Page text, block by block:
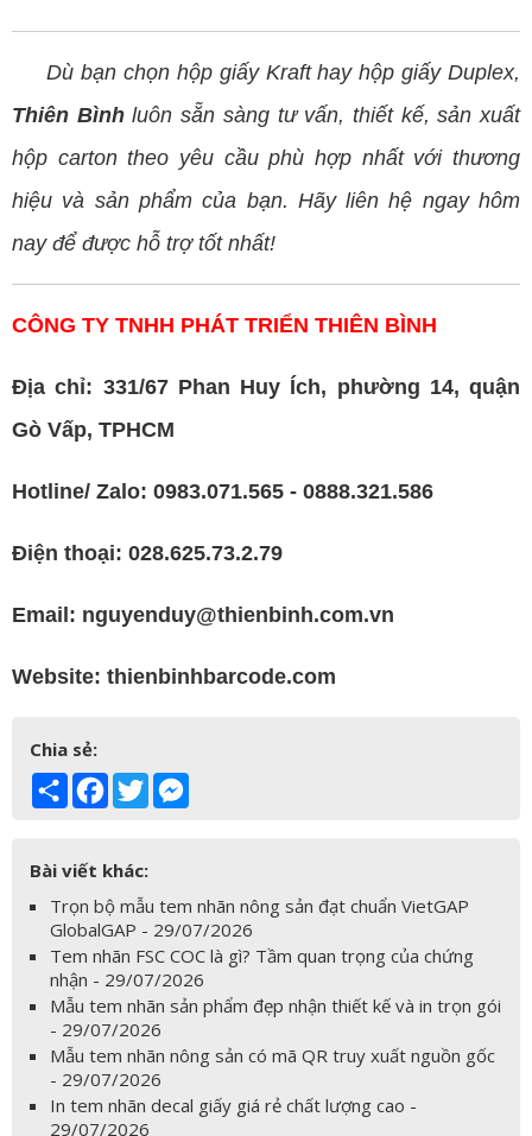
Dù bạn chọn hộp giấy Kraft hay hộp giấy Duplex,
Thiên Bìnhluôn sẵn sàng tư vấn, thiết kế, sản xuất
hộp carton theo yêu cầu phù hợp nhất với thương
hiệu và sản phẩm của bạn. Hãy liên hệ ngay hôm
nay để được hỗ trợ tốt nhất!
CÔNG TY TNHH PHÁT TRIỂN THIÊN BÌNH
Địa chỉ: 331/67 Phan Huy Ích, phường 14, quận
Gò Vấp, TPHCM
Hotline/ Zalo: 0983.071.565 - 0888.321.586
Điện thoại: 028.625.73.2.79
Email: nguyenduy@thienbinh.com.vn
Website: thienbinhbarcode.com
Chia sẻ:
ShareFacebook
Twitter
Bài viết khác:
Trọn bộ mẫu tem nhãn nông sản đạt chuẩn VietGAP
GlobalGAP - 29/07/2026
Tem nhãn FSC COC là gì? Tầm quan trọng của chứng
nhận - 29/07/2026
Mẫu tem nhãn sản phẩm đẹp nhận thiết kế và in trọn gói
- 29/07/2026
Mẫu tem nhãn nông sản có mã QR truy xuất nguồn gốc
- 29/07/2026
In tem nhãn decal giấy giá rẻ chất lượng cao -
29/07/2026